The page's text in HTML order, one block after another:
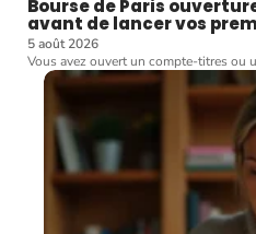
Bourse de Paris
avant de lancer vos
5 août 2026
Vous avez ouvert un compte-titres ou